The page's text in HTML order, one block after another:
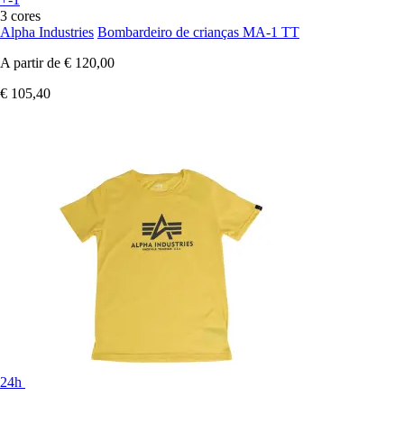
3 cores
Alpha Industries Bombardeiro de crianças MA-1 TT
A partir de € 120,00
€ 105,40
24h